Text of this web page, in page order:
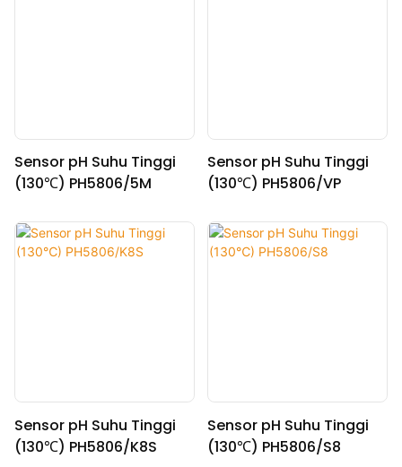
Sensor pH Suhu Tinggi
(130℃) PH5806/5M
Sensor pH Suhu Tinggi
(130℃) PH5806/VP
Sensor pH Suhu Tinggi
(130℃) PH5806/K8S
Sensor pH Suhu Tinggi
(130℃) PH5806/S8